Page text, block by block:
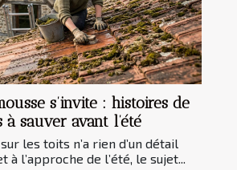
s’invite : histoires de
à sauver avant l’été
les toits n’a rien d’un détail
à l’approche de l’été, le sujet...